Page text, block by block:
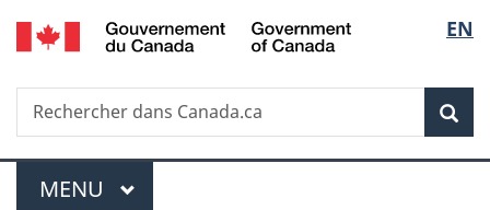
Passer
au
principal
Passer
à
Au
du
Passer
à
version
simplifiée
de
la
EN
Recherche
Rechercher
dans
Menu
MENU PRINCIPAL